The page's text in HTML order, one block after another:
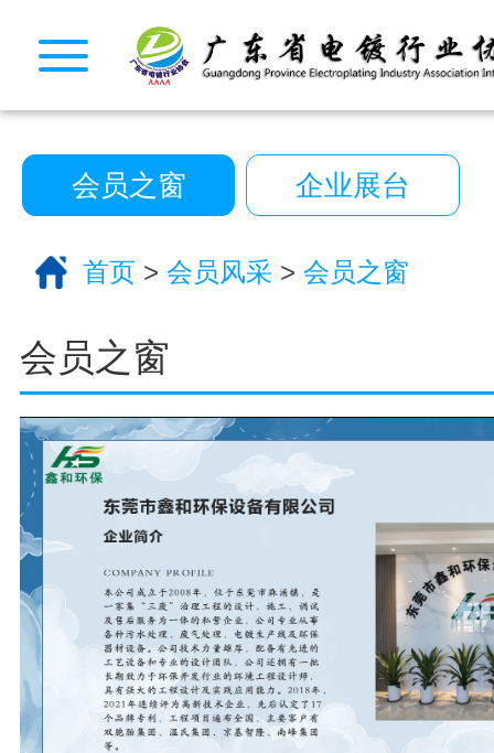
会员之窗 企业展台
首页 > 会员风采 > 会员之窗
会员之窗
CopyRight 2026 All Right Reserved 广东省电
技术支持:艾迪品牌策划
关于我们
服务分类
电话咨询
返回首页